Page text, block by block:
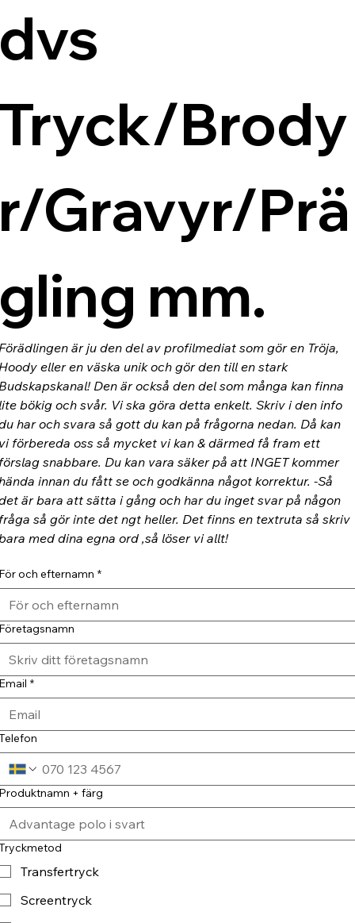
Brody
Gravyr/Prä
mm.
är ju den del av profilmediat som gör en Tröja,
eller en väska unik och gör den till en stark
Den är också den del som många kan finna
bökig och svår. Vi ska göra detta enkelt. Skriv i den info
har och svara så gott du kan på frågorna nedan. Då kan
förbereda oss så mycket vi kan & därmed få fram ett
snabbare. Du kan vara säker på att INGET kommer
innan du fått se och godkänna något korrektur. -Så
är bara att sätta i gång och har du inget svar på någon
så gör inte det ngt heller. Det finns en textruta så skriv
med dina egna ord ,så löser vi allt!
och efternamn *
*
+ färg
Transfertryck
Screentryck